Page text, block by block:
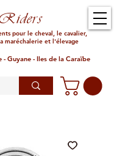
pour le cheval, le cavalier,
maréchalerie et l'élevage
Guyane - Iles de la Caraïbe